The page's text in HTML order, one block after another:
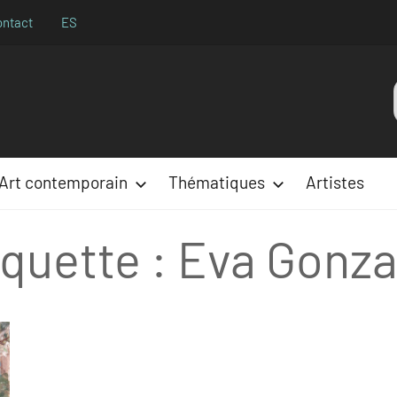
ES
Art contemporain Thématiques Artistes
: Eva